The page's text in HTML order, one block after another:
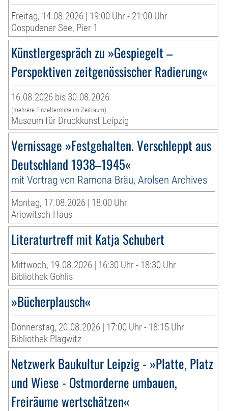
Freitag, 14.08.2026 | 19:00 Uhr - 21:00 Uhr
Cospudener See, Pier 1
Künstlergespräch zu »Gespiegelt –
Perspektiven zeitgenössischer Radierung«
16.08.2026 bis 30.08.2026
(mehrere Einzeltermine im Zeitraum)
Museum für Druckkunst Leipzig
Vernissage »Festgehalten. Verschleppt aus
Deutschland 1938–1945«
mit Vortrag von Ramona Bräu, Arolsen Archives
Montag, 17.08.2026 | 18:00 Uhr
Ariowitsch-Haus
Literaturtreff mit Katja Schubert
Mittwoch, 19.08.2026 | 16:30 Uhr - 18:30 Uhr
Bibliothek Gohlis
»Bücherplausch«
Donnerstag, 20.08.2026 | 17:00 Uhr - 18:15 Uhr
Bibliothek Plagwitz
Netzwerk Baukultur Leipzig - »Platte, Platz
und Wiese - Ostmorderne umbauen,
Freiräume wertschätzen«